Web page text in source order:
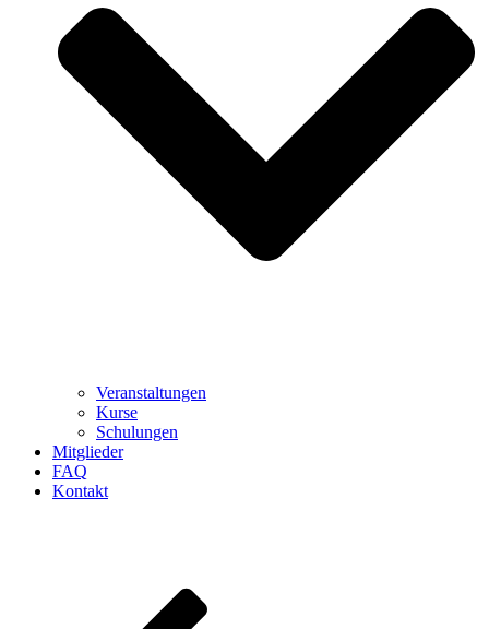
Veranstaltungen
Kurse
Schulungen
Mitglieder
FAQ
Kontakt